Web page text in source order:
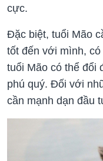
cực.
Đặc biệt, tuổi Mão
tốt đến với mình,
tuổi Mão có thể đổi
phú quý. Đối với
cần mạnh dạn đầu